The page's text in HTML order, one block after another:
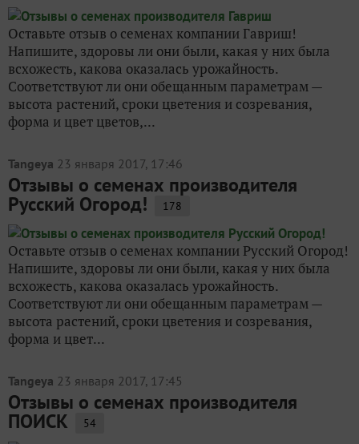
Оставьте отзыв о семенах компании Гавриш!
Напишите, здоровы ли они были, какая у них была
всхожесть, какова оказалась урожайность.
Соответствуют ли они обещанным параметрам —
высота растений, сроки цветения и созревания,
форма и цвет цветов,...
Tangeya 23 января 2017, 17:46
Отзывы о семенах производителя
Русский Огород! 178
Оставьте отзыв о семенах компании Русский Огород!
Напишите, здоровы ли они были, какая у них была
всхожесть, какова оказалась урожайность.
Соответствуют ли они обещанным параметрам —
высота растений, сроки цветения и созревания,
форма и цвет...
Tangeya 23 января 2017, 17:45
Отзывы о семенах производителя
ПОИСК 54